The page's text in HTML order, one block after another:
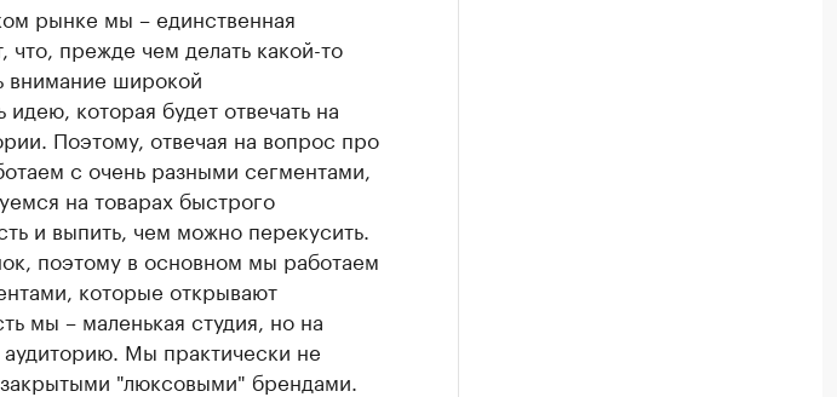
рынке мы – единственная
что, прежде чем делать какой-то
внимание широкой
которая будет отвечать на
Поэтому, отвечая на вопрос про
с очень разными сегментами,
на товарах быстрого
и выпить, чем можно перекусить.
поэтому в основном мы работаем
которые открывают
мы – маленькая студия, но на
Мы практически не
"люксовыми" брендами.